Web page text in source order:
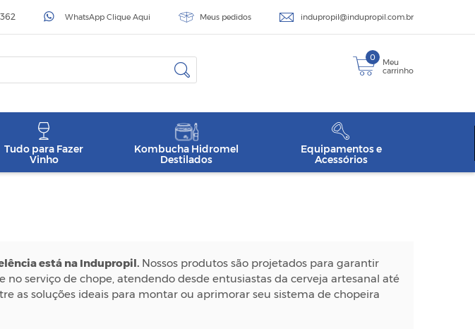
WhatsApp Clique Aqui Meus pedidos indupropil@indupropil.com.br
0
Meu
carrinho
Tudo para Fazer
Vinho
Kombucha Hidromel
Destilados
Equipamentos e
Acessórios
está na Indupropil. Nossos produtos são projetados para garantir
serviço de chope, atendendo desde entusiastas da cerveja artesanal até
as soluções ideais para montar ou aprimorar seu sistema de chopeira